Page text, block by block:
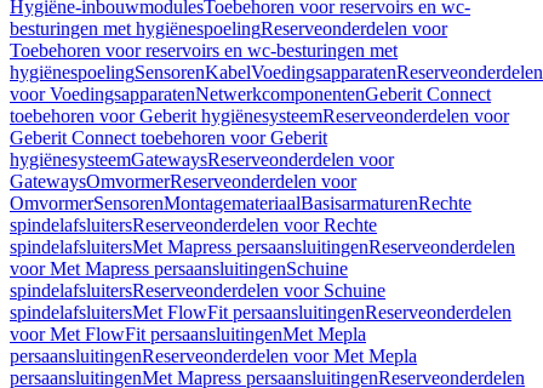
Hygiëne-inbouwmodulesToebehoren voor reservoirs en wc-
besturingen met hygiënespoelingReserveonderdelen voor
Toebehoren voor reservoirs en wc-besturingen met
hygiënespoelingSensorenKabelVoedingsapparatenReserveonderdelen
voor VoedingsapparatenNetwerkcomponentenGeberit Connect
toebehoren voor Geberit hygiënesysteemReserveonderdelen voor
Geberit Connect toebehoren voor Geberit
hygiënesysteemGatewaysReserveonderdelen voor
GatewaysOmvormerReserveonderdelen voor
OmvormerSensorenMontagemateriaalBasisarmaturenRechte
spindelafsluitersReserveonderdelen voor Rechte
spindelafsluitersMet Mapress persaansluitingenReserveonderdelen
voor Met Mapress persaansluitingenSchuine
spindelafsluitersReserveonderdelen voor Schuine
spindelafsluitersMet FlowFit persaansluitingenReserveonderdelen
voor Met FlowFit persaansluitingenMet Mepla
persaansluitingenReserveonderdelen voor Met Mepla
persaansluitingenMet Mapress persaansluitingenReserveonderdelen